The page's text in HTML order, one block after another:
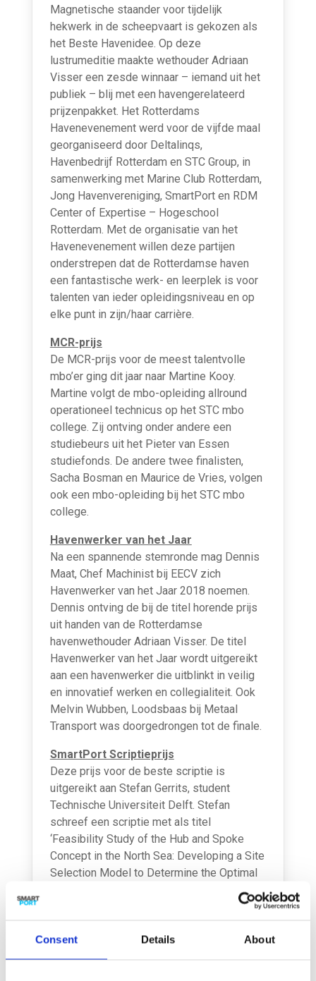
Consent Details About
Magnetische staander voor tijdelijk
hekwerk in de scheepvaart is gekozen als
het Beste Havenidee. Op deze
lustrumeditie maakte wethouder Adriaan
Visser een zesde winnaar – iemand uit het
publiek – blij met een havengerelateerd
prijzenpakket. Het Rotterdams
Havenevenement werd voor de vijfde maal
georganiseerd door Deltalinqs,
Havenbedrijf Rotterdam en STC Group, in
samenwerking met Marine Club Rotterdam,
Jong Havenvereniging, SmartPort en RDM
Center of Expertise – Hogeschool
Rotterdam. Met de organisatie van het
Havenevenement willen deze partijen
onderstrepen dat de Rotterdamse haven
een fantastische werk- en leerplek is voor
talenten van ieder opleidingsniveau en op
elke punt in zijn/haar carrière.
MCR-prijs
De MCR-prijs voor de meest talentvolle
mbo’er ging dit jaar naar Martine Kooy.
Martine volgt de mbo-opleiding allround
operationeel technicus op het STC mbo
college. Zij ontving onder andere een
studiebeurs uit het Pieter van Essen
studiefonds. De andere twee finalisten,
Sacha Bosman en Maurice de Vries, volgen
ook een mbo-opleiding bij het STC mbo
college.
Havenwerker van het Jaar
Na een spannende stemronde mag Dennis
Maat, Chef Machinist bij EECV zich
Havenwerker van het Jaar 2018 noemen.
Dennis ontving de bij de titel horende prijs
uit handen van de Rotterdamse
havenwethouder Adriaan Visser. De titel
Havenwerker van het Jaar wordt uitgereikt
aan een havenwerker die uitblinkt in veilig
en innovatief werken en collegialiteit. Ook
Melvin Wubben, Loodsbaas bij Metaal
Transport was doorgedrongen tot de finale.
SmartPort Scriptieprijs
Deze prijs voor de beste scriptie is
uitgereikt aan Stefan Gerrits, student
Technische Universiteit Delft. Stefan
schreef een scriptie met als titel
‘Feasibility Study of the Hub and Spoke
Concept in the North Sea: Developing a Site
Selection Model to Determine the Optimal
Location’. Vanwege verblijf in het buitenland
is zijn prijs in ontvangst genomen door zijn
en Johann Barlach drongen eveneens door
tot de finale.